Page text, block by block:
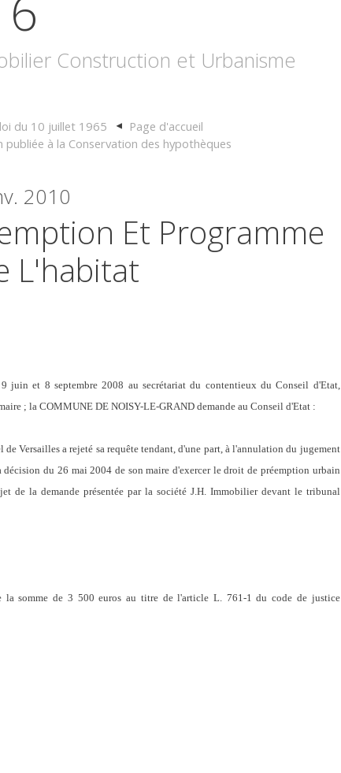
Construction et Urbanisme
du 10 juillet 1965
Page d'accueil
à la Conservation des hypothèques
2010
Et Programme
L'habitat
juin et 8 septembre 2008 au secrétariat du contentieux du Conseil d'Etat,
; la COMMUNE DE NOISY-LE-GRAND demande au Conseil d'Etat :
Versailles a rejeté sa requête tendant, d'une part, à l'annulation du jugement
du 26 mai 2004 de son maire d'exercer le droit de préemption urbain
de la demande présentée par la société J.H. Immobilier devant le tribunal
la somme de 3 500 euros au titre de l'article L. 761-1 du code de justice